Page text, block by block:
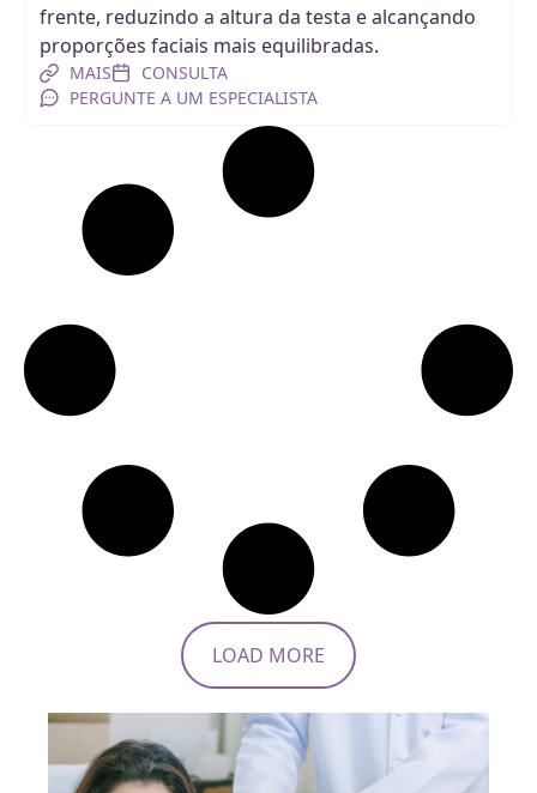
frente, reduzindo a altura da testa e alcançando
proporções faciais mais equilibradas.
MAIS
CONSULTA
PERGUNTE A UM ESPECIALISTA
LOAD MORE